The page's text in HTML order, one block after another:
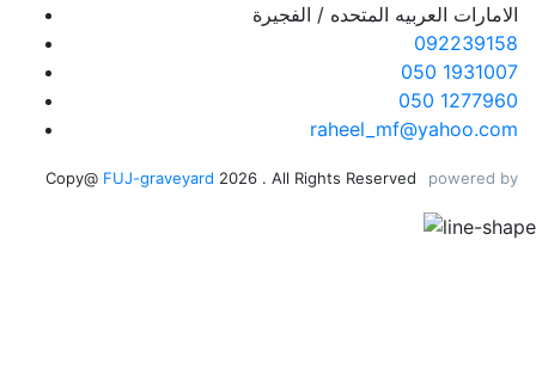
الامارات العربيه المتحده / الفجيرة
092239158
050 1931007
050 1277960
raheel_mf@yahoo.com
Copy@ FUJ-graveyard 2026 . All Rights Reserved powered by